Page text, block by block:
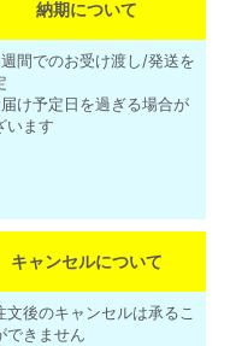
納期について
間でのお受け渡し/発送を
け予定日を過ぎる場合が
います
キャンセルについて
文後のキャンセルは承るこ
できません